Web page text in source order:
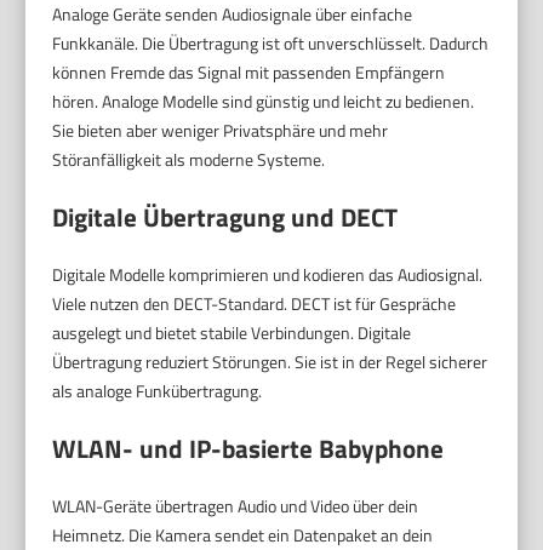
Analoge Geräte senden Audiosignale über einfache
Funkkanäle. Die Übertragung ist oft unverschlüsselt. Dadurch
können Fremde das Signal mit passenden Empfängern
hören. Analoge Modelle sind günstig und leicht zu bedienen.
Sie bieten aber weniger Privatsphäre und mehr
Störanfälligkeit als moderne Systeme.
Digitale Übertragung und DECT
Digitale Modelle komprimieren und kodieren das Audiosignal.
Viele nutzen den DECT-Standard. DECT ist für Gespräche
ausgelegt und bietet stabile Verbindungen. Digitale
Übertragung reduziert Störungen. Sie ist in der Regel sicherer
als analoge Funkübertragung.
WLAN- und IP-basierte Babyphone
WLAN-Geräte übertragen Audio und Video über dein
Heimnetz. Die Kamera sendet ein Datenpaket an dein